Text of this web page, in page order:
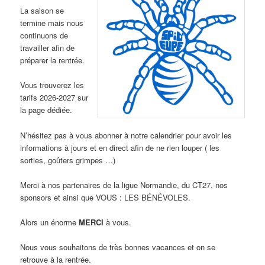
La saison se
termine mais nous
continuons de
travailler afin de
préparer la rentrée.
Vous trouverez les
tarifs 2026-2027 sur
la page dédiée.
N’hésitez pas à vous abonner à notre calendrier pour avoir les
informations à jours et en direct afin de ne rien louper ( les
sorties, goûters grimpes …)
Merci à nos partenaires de la ligue Normandie, du CT27, nos
sponsors et ainsi que VOUS : LES BÉNÉVOLES.
Alors un énormeMERCI à vous.
Nous vous souhaitons de très bonnes vacances et on se
retrouve à la rentrée.